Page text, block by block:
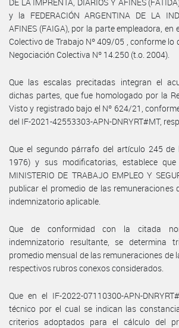
y la FEDERACIÓN ARGENTINA DE LA
AFINES (FAIGA), por la parte empleadora, en
Colectivo de Trabajo Nº 409/05 , conforme lo
Negociación Colectiva Nº 14.250 (t.o. 2004).
Que las escalas precitadas integran el
dichas partes, que fue homologado por la
Visto y registrado bajo el Nº 624/21,
del IF-2021-42553303-APN-DNRYRT#MT,
Que el segundo párrafo del artículo 245 de
1976) y sus modificatorias, establece
MINISTERIO DE TRABAJO EMPLEO Y
publicar el promedio de las remuneraciones
indemnizatorio aplicable.
Que de conformidad con la citada
indemnizatorio resultante, se determina
promedio mensual de las remuneraciones de
respectivos rubros conexos considerados.
Que en el IF-2022-07110300-APN-
técnico por el cual se indican las
criterios adoptados para el cálculo del